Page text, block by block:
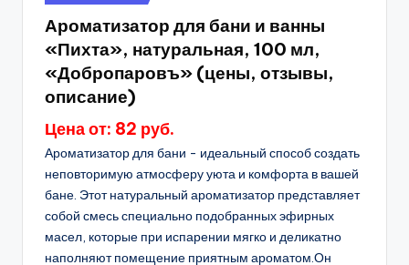
в
Ароматизатор для бани и ванны
«Пихта», натуральная, 100 мл,
«Добропаровъ» (цены, отзывы,
описание)
Цена от: 82 руб.
Ароматизатор для бани - идеальный способ создать
неповторимую атмосферу уюта и комфорта в вашей
бане. Этот натуральный ароматизатор представляет
собой смесь специально подобранных эфирных
масел, которые при испарении мягко и деликатно
наполняют помещение приятным ароматом.Он